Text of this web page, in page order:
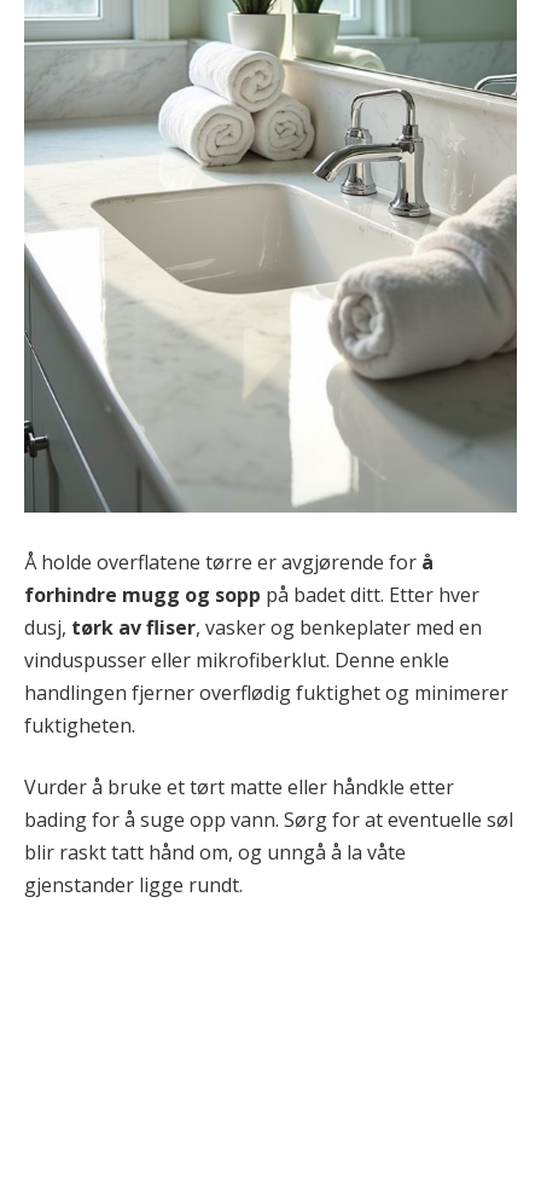
Å holde overflatene tørre er avgjørende for å
forhindre mugg og sopp på badet ditt. Etter hver
dusj, tørk av fliser, vasker og benkeplater med en
vinduspusser eller mikrofiberklut. Denne enkle
handlingen fjerner overflødig fuktighet og minimerer
fuktigheten.
Vurder å bruke et tørt matte eller håndkle etter
bading for å suge opp vann. Sørg for at eventuelle søl
blir raskt tatt hånd om, og unngå å la våte
gjenstander ligge rundt.